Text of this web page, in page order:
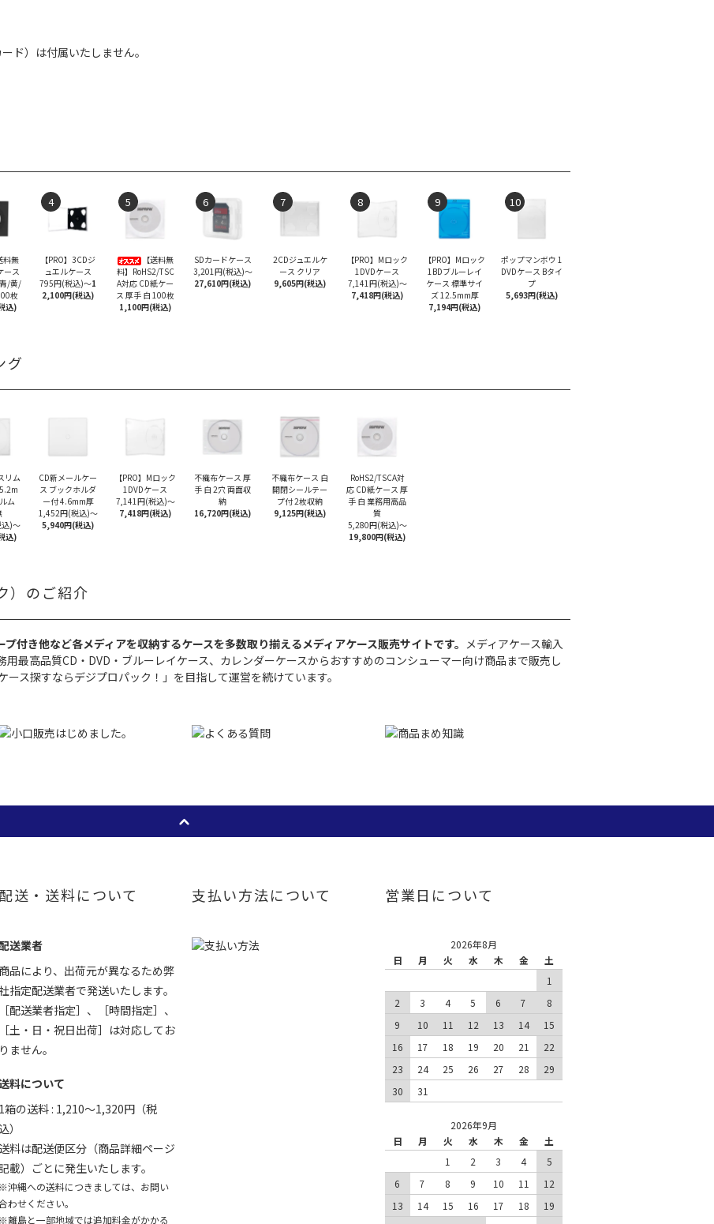
ド）は付属いたしません。
料無
ース
/黄/
枚
込)
4
【PRO】3CDジ
ュエルケース
795円(税込)～1
2,100円(税込)
5
【送料無
料】RoHS2/TSC
A対応 CD紙ケー
ス 厚手 白 100枚
1,100円(税込)
6
SDカードケース
3,201円(税込)～
27,610円(税込)
7
2CDジュエルケ
ース クリア
9,605円(税込)
8
【PRO】Mロック
1DVDケース
7,141円(税込)～
7,418円(税込)
9
【PRO】Mロック
1BDブルーレイ
ケース 標準サイ
ズ 12.5mm厚
7,194円(税込)
10
ポップマンボウ 1
DVDケース Bタイ
プ
5,693円(税込)
グ
リム
ム
)～
込)
CD新メールケー
ス ブックホルダ
ー付 4.6mm厚
1,452円(税込)～
5,940円(税込)
【PRO】Mロック
1DVDケース
7,141円(税込)～
7,418円(税込)
不織布ケース 厚
手 白 2穴 両面収
納
16,720円(税込)
不織布ケース 白
開閉シールテー
プ付 2枚収納
9,125円(税込)
RoHS2/TSCA対
応 CD紙ケース 厚
手 白 業務用高品
質
5,280円(税込)～
19,800円(税込)
）のご紹介
付き他など各メディアを収納するケースを多数取り揃えるメディアケース販売サイトです。 メディアケース輸入
最高品質CD・DVD・ブルーレイケース、カレンダーケースからおすすめのコンシューマー向け商品まで販売し
ス探すならデジプロパック！」を目指して運営を続けています。
配送・送料について
送業者
商品により、出荷元が異なるため弊
指定配送業者で発送いたします。
［配送業者指定］、［時間指定］、
［土・日・祝日出荷］は対応してお
りません。
料について
1箱の送料 : 1,210〜1,320円（税
込）
送料は配送便区分（商品詳細ページ
載）ごとに発生いたします。
※沖縄への送料につきましては、お問い
わせください。
※離島と一部地域では追加料金がかかる
支払い方法について 営業日について
2026年8月
日
月 火 水 木 金
土
1
2
3 4 5 6 7
8
9
10 11 12 13 14
15
16
17 18 19 20 21
22
23
24 25 26 27 28
29
30
31
2026年9月
日
月 火 水 木 金
土
1
2 3 4
5
6
7 8 9 10 11
12
13
14 15 16 17 18
19